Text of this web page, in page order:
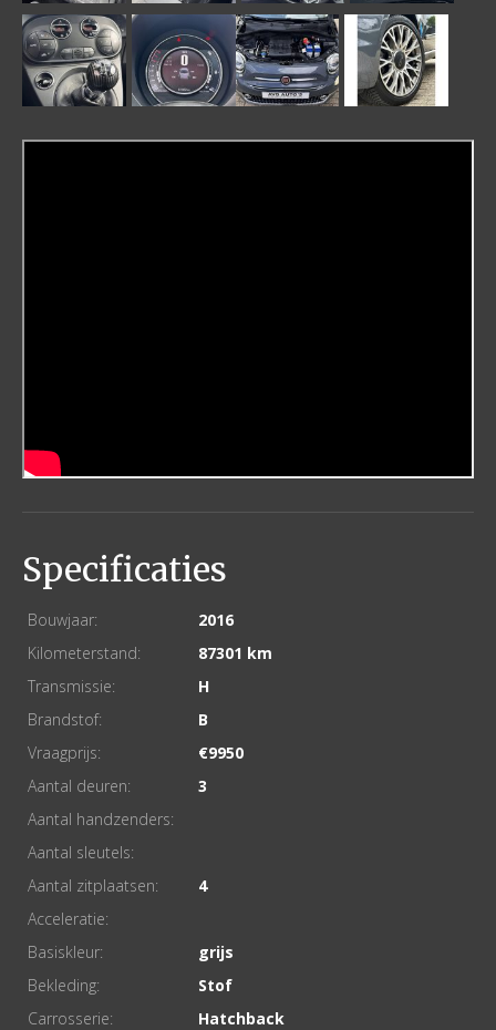
Specificaties
Bouwjaar:
2016
Kilometerstand:
87301
Transmissie:
H
Brandstof:
B
Vraagprijs:
9950
Aantal deuren:
3
Aantal handzenders:
Aantal sleutels:
Aantal zitplaatsen:
4
Acceleratie:
Basiskleur:
grijs
Bekleding:
Stof
Carrosserie:
Hatchback